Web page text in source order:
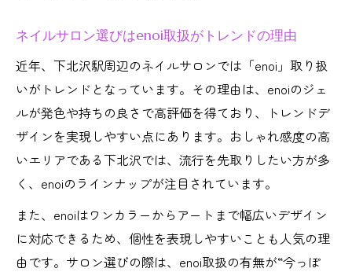
ネイルサロン選びはenoi取扱がトレンドの理由
近年、下北沢駅周辺のネイルサロンでは「enoi」取り扱
いがトレンドとなっています。その理由は、enoiのジェ
ルが発色や持ちの良さで高評価を得ており、トレンドデ
ザインを実現しやすい点にあります。おしゃれ感度の高
いエリアである下北沢では、流行を先取りしたい方が多
く、enoiのラインナップが注目されています。
また、enoiはワンカラーからアートまで幅広いデザイン
に対応できるため、個性を表現しやすいことも人気の理
由です。サロン選びの際は、enoi取扱の有無が“今っぽ